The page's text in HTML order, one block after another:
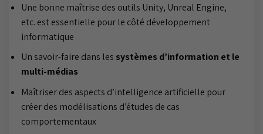
Une bonne maîtrise des outils Unity, Unreal Engine,
etc. est essentielle pour le côté développement
informatique
Un savoir-faire dans les systèmes d’information et le
multi-médias
Maîtriser des aspects d’intelligence artificielle pour
créer des modélisations d’études de cas
comportementaux